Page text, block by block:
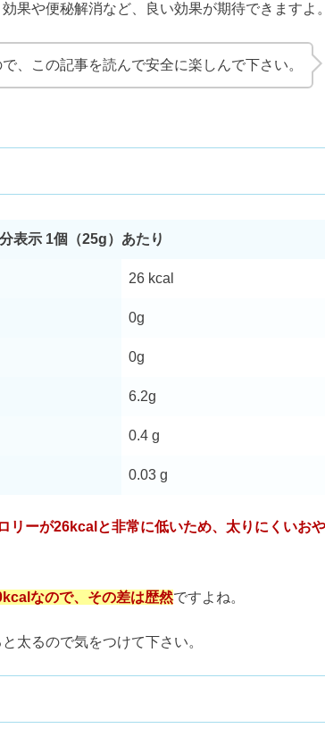
いつまで？カビを食べてしまった対処法も
ずい口コミは本当？ダイエット効果の評判
て】
性食物繊維『グルコマンナン』が主な原料
けしたフルーツこんにゃく
イフが販売する女性に人気のおやつですが、
果や便秘解消など、良い効果が期待できますよ。
、この記事を読んで安全に楽しんで下さい。